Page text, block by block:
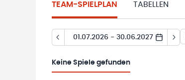
TEAM-SPIELPLAN TABELLEN
01.07.2026 - 30.06.2027
Keine Spiele gefunden